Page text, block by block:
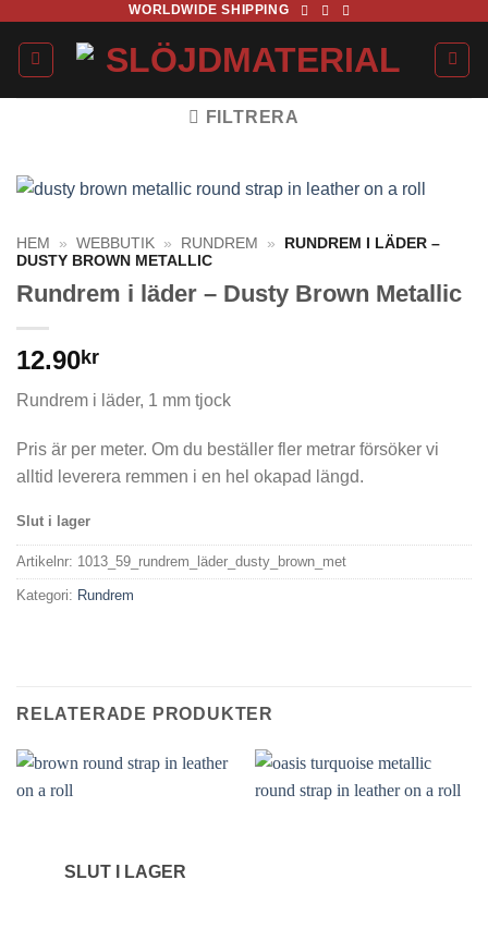
content
WORLDWIDE SHIPPING
FILTRERA
HEM » WEBBUTIK » RUNDREM »
RUNDREM I LÄDER –
DUSTY BROWN METALLIC
Rundrem i läder – Dusty Brown Metallic
12.90kr
Rundrem i läder, 1 mm tjock
Pris är per meter. Om du beställer fler metrar försöker vi
alltid leverera remmen i en hel okapad längd.
Slut i lager
Artikelnr: 1013_59_rundrem_läder_dusty_brown_met
Kategori: Rundrem
RELATERADE PRODUKTER
SLUT I LAGER